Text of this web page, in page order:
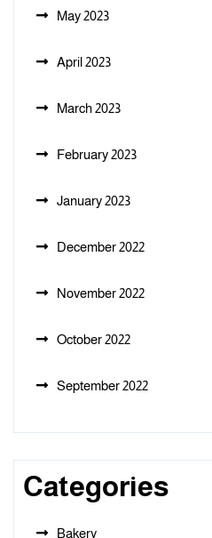
May 2023
April 2023
March 2023
February 2023
January 2023
December 2022
November 2022
October 2022
September 2022
Categories
Bakery